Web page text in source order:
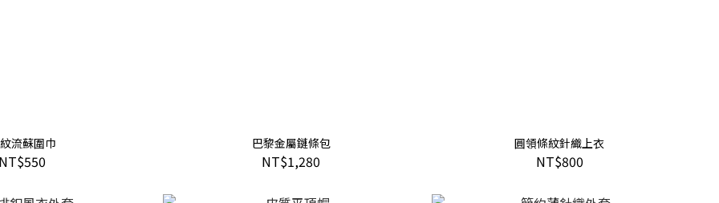
流蘇圍巾 巴黎金屬鏈條包
NT$1,280
圓領條紋針織上衣
NT$800